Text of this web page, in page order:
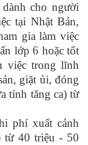
cho người
tại Nhật Bản,
gia làm việc
lớp 6 hoặc tốt
việc trong lĩnh
giặt ủi, đóng
tính tăng ca) từ
phí xuất cảnh
từ 40 triệu - 50